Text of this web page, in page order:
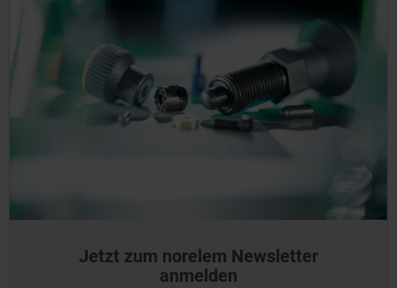
Jetzt zum norelem Newsletter
anmelden